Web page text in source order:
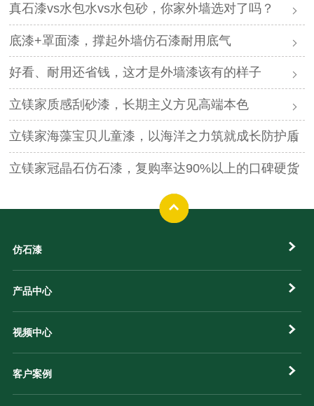
真石漆vs水包水vs水包砂，你家外墙选对了吗？
底漆+罩面漆，撑起外墙仿石漆耐用底气
好看、耐用还省钱，这才是外墙漆该有的样子
立镁家质感刮砂漆，长期主义方见高端本色
立镁家海藻宝贝儿童漆，以海洋之力筑就成长防护盾
立镁家冠晶石仿石漆，复购率达90%以上的口碑硬货
仿石漆
产品中心
视频中心
客户案例